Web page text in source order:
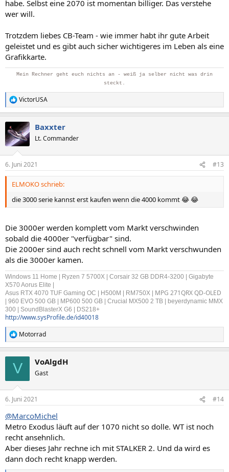
habe. Selbst eine 2070 ist momentan billiger. Das verstehe
wer will.
Trotzdem liebes CB-Team - wie immer habt ihr gute Arbeit
geleistet und es gibt auch sicher wichtigeres im Leben als eine
Grafikkarte.
Mein Rechner geht euch nichts an - weiß ja selber nicht was drin
steckt.
R
e
k
t
i
e
n
VictorUSA
Baxxter
Lt. Commander
6. Juni 2021 #13
ELMOKO schrieb:
die 3000 serie kannst erst kaufen wenn die 4000 kommt 😂 😂
Die 3000er werden komplett vom Markt verschwinden
sobald die 4000er "verfügbar" sind.
Die 2000er sind auch recht schnell vom Markt verschwunden
als die 3000er kamen.
Windows 11 Home | Ryzen 7 5700X | Corsair 32 GB DDR4-3200 | Gigabyte
X570 Aorus Elite |
Asus RTX 4070 TUF Gaming OC | H500M | RM750X | MPG 271QRX QD-OLED
| 960 EVO 500 GB | MP600 500 GB | Crucial MX500 2 TB | beyerdynamic MMX
300 | SoundBlasterX G6 | DS218+
http://www.sysProfile.de/id40018
R
e
e
:
Motorrad
V VoAlgdH
Gast
6. Juni 2021 #14
@MarcoMichel
Metro Exodus läuft auf der 1070 nicht so dolle. WT ist noch
recht ansehnlich.
Aber dieses Jahr rechne ich mit STALKER 2. Und da wird es
dann doch recht knapp werden.